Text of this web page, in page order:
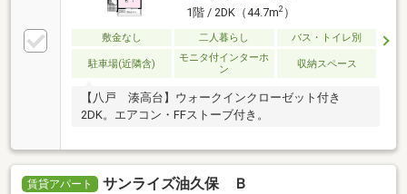
1階 / 2DK（44.7m2）
敷金なし 二人暮らし バス・トイレ別
駐車場(近隣含)
モニタ付インターホ
ン
収納スペース
【八戸 湊高台】ウォークインクローゼット付き
2DK。エアコン・FFストーブ付き。
賃貸アパート サンライズ油久保 Ｂ